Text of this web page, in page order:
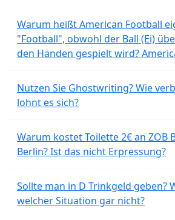
Warum heißt American Football
"Football", obwohl der Ball (Ei)
den Händen gespielt wird?
Nutzen Sie Ghostwriting? Wie
lohnt es sich?
Warum kostet Toilette 2€ an ZOB
Berlin? Ist das nicht Erpressung?
Sollte man in D Trinkgeld geben?
welcher Situation gar nicht?